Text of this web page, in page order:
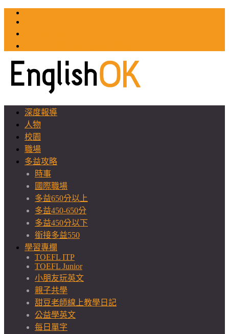
深度報導
人物
校園
職場
多益攻略
時事
國際職場
多益650分以上
多益450-650分
多益450分以下
銜接多益550
學習專欄
TOEFL ITP
TOEFL Junior
小朋友玩英文
親子共學
甜豆老師線上教學日記
公益學英文
每日單字